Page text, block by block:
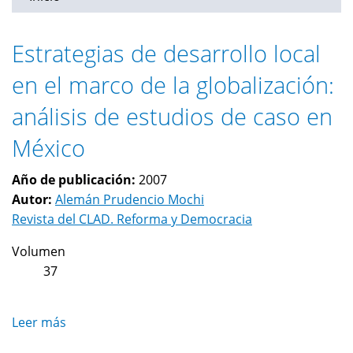
Estrategias de desarrollo local
en el marco de la globalización:
análisis de estudios de caso en
México
Año de publicación: 2007
Autor: Alemán Prudencio Mochi
Revista del CLAD. Reforma y Democracia
Volumen
37
Leer más